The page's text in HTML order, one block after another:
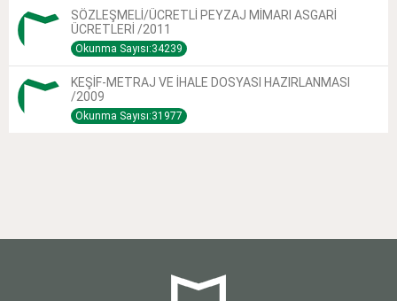
SÖZLEŞMELİ/ÜCRETLİ PEYZAJ MİMARI ASGARİ
ÜCRETLERİ /2011
Okunma Sayısı:34239
KEŞİF-METRAJ VE İHALE DOSYASI HAZIRLANMASI
/2009
Okunma Sayısı:31977